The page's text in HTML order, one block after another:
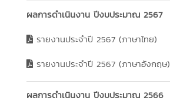
ผลการดำเนินงาน ปีงบประมาณ 2567
รายงานประจำปี 2567 (ภาษาไทย)
รายงานประจำปี 2567 (ภาษาอังกฤษ)
ผลการดำเนินงาน ปีงบประมาณ 2566